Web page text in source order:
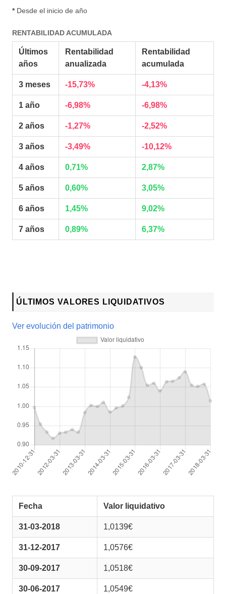
*Desde el inicio de año
RENTABILIDAD ACUMULADA
Últimos
años
Rentabilidad
anualizada
Rentabilidad
acumulada
3 meses -15,73% -4,13%
1 año -6,98% -6,98%
2 años -1,27% -2,52%
3 años -3,49% -10,12%
4 años 0,71% 2,87%
5 años 0,60% 3,05%
6 años 1,45% 9,02%
7 años 0,89% 6,37%
ÚLTIMOS VALORES LIQUIDATIVOS
Ver evolución del patrimonio
Fecha Valor liquidativo
31-03-2018 1,0139€
31-12-2017 1,0576€
30-09-2017 1,0518€
30-06-2017 1,0549€